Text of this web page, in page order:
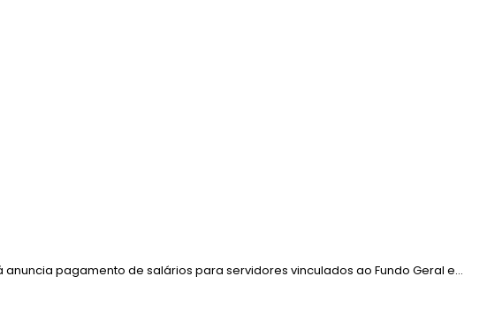
anuncia pagamento de salários para servidores vinculados ao Fundo Geral e